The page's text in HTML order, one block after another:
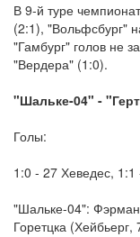
В 9-й туре
(2:1), "Вольфсбург"
"Гамбург" голов не
"Вердера" (1:0).
"Шальке-04" -
Голы:
1:0 - 27 Хеведес,
"Шальке-04":
Горетцка